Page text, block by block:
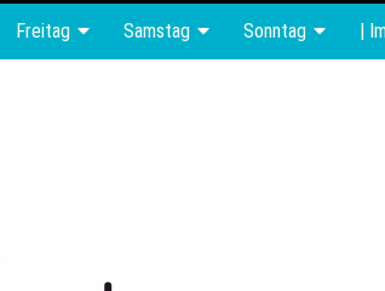
Freitag Samstag Sonntag |